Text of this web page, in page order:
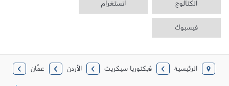
الكتالوج انستغرام
فيسبوك
الرئيسية ﭬيكتوريا سيكريت الأردن
عمّان